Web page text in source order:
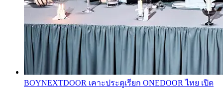
BOYNEXTDOOR เคาะประตูเรียก ONEDOOR ไทย เปิด